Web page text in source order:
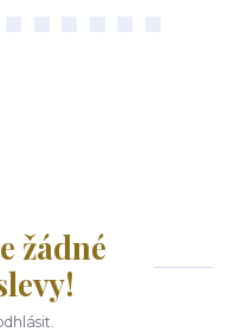
žádné